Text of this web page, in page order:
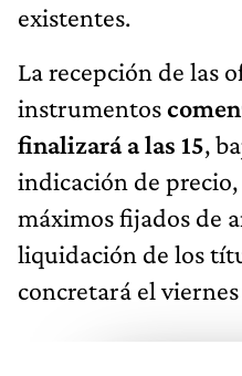
existentes.
La recepción de las
instrumentos
finalizará a las 15,
indicación de
máximos fijados de
liquidación de los
concretará el